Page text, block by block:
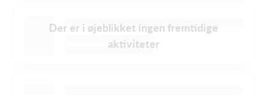
Der er i øjeblikket ingen fremtidige
aktiviteter